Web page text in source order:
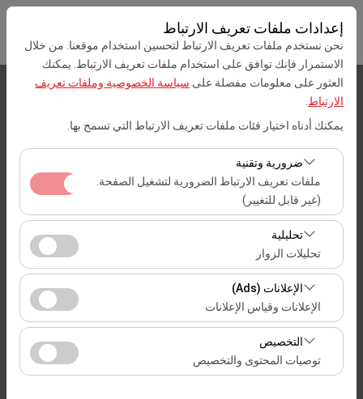
إعدادات ملفات تعريف الارتباط
نحن نستخدم ملفات تعريف الارتباط لتحسين استخدام موقعنا. من خلال
الاستمرار فإنك توافق على استخدام ملفات تعريف الارتباط. يمكنك
العثور على معلومات مفصلة على سياسة الخصوصية وملفات تعريف
الارتباط
يمكنك أدناه اختيار فئات ملفات تعريف الارتباط التي تسمح بها.
ضرورية وتقنية
ملفات تعريف الارتباط الضرورية لتشغيل الصفحة.
(غير قابل للتغيير)
تعد ملفات تعريف الارتباط هذه ضرورية لعمل الموقع بشكل
صحيح، والأمان، وإدارة الجلسات، والوظائف الأساسية. لا يمكن
تعطيلها.
تحليلية
تحليلات الزوار
تتيح لنا ملفات تعريف الارتباط هذه تحليل كيفية استخدام موقعنا
(عدد الزوار، الصفحات الأكثر زيارة، سلوك المستخدمين).
تُستخدم هذه البيانات لقياس أداء الموقع وتحسين تجربة
المستخدم بشكل مستمر.
الإعلانات (Ads)
الإعلانات وقياس الإعلانات
تتيح لنا ملفات تعريف الارتباط هذه عرض إعلانات مخصصة
تتناسب مع اهتماماتك وقياس فعالية حملاتنا الإعلانية (عدد مرات
الظهور، معدل النقر).
التخصيص
توصيات المحتوى والتخصيص
بيك اب الموقع
Mersin
تحديد موقع مختلف الانزال
تاريخ الالتقاط والوقت
تاريخ العودة والوقت
إدراج سيارات